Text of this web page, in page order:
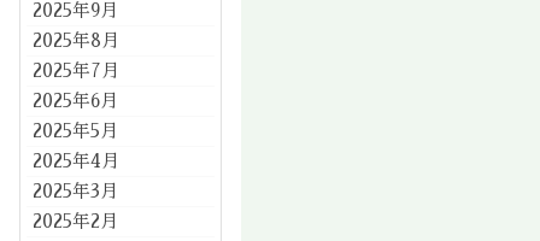
2025年9月
2025年8月
2025年7月
2025年6月
2025年5月
2025年4月
2025年3月
2025年2月